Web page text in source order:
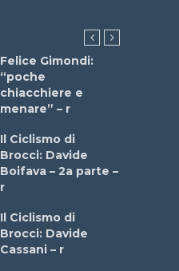
Felice Gimondi:
“poche
chiacchiere e
menare” – r
Il Ciclismo di
Brocci: Davide
Boifava – 2a parte –
r
Il Ciclismo di
Brocci: Davide
Cassani – r